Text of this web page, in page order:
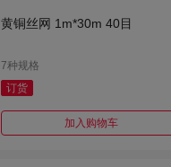
黄铜丝网 1m*30m 40目
7种规格
订货
加入购物车